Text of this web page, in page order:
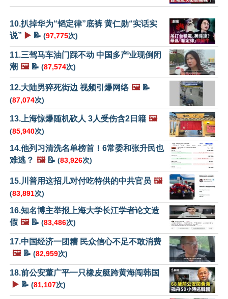
10.扒掉华为“韬定律”底裤 黄仁勋“实话实
说” ▶️ 📝 (97,775次)
11.三驾马车油门踩不动 中国多产业现倒闭
潮 🖼️📝 (87,574次)
12.大陆男猝死街边 视频引爆网络 🖼️📝
(87,074次)
13.上海惊爆随机砍人 3人受伤含2日籍 🖼️
(85,940次)
14.他列习清洗名单榜首！6常委和张升民也
难逃？ 🖼️📝 (83,926次)
15.川普用这招儿对付吃特供的中共官员 🖼️
(83,891次)
16.知名博主举报上海大学长江学者论文造
假 🖼️📝 (83,486次)
17.中国经济一团糟 民众信心不足不敢消费
🖼️📝 (82,959次)
18.前公安董广平一只橡皮艇跨黄海闯韩国
▶️ 📝 (81,107次)